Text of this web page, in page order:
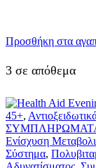
Προσθήκη στα
3 σε απόθεμα
45+,
Ενίσχυση
Σύστημα,